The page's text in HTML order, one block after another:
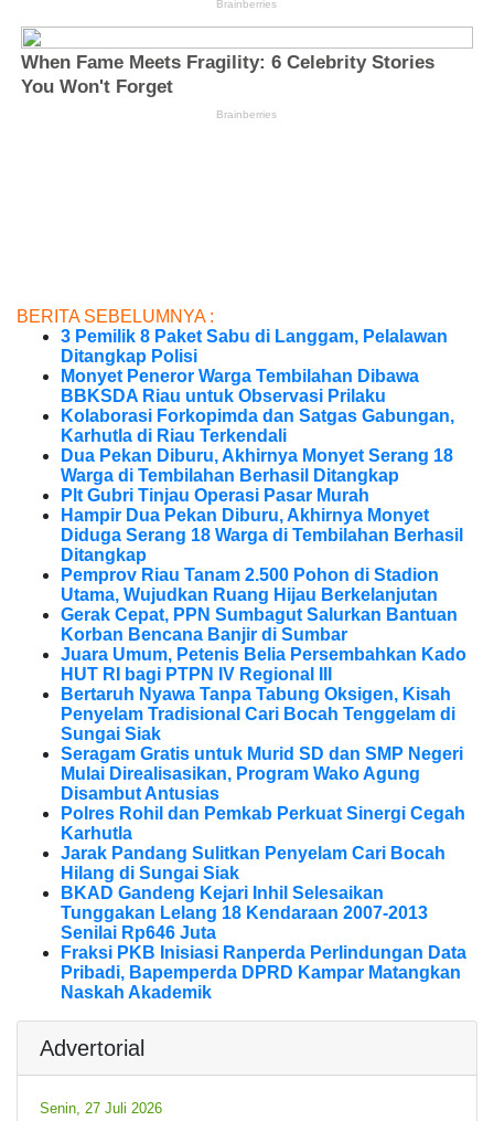
BERITA SEBELUMNYA :
3 Pemilik 8 Paket Sabu di Langgam, Pelalawan
Ditangkap Polisi
Monyet Peneror Warga Tembilahan Dibawa
BBKSDA Riau untuk Observasi Prilaku
Kolaborasi Forkopimda dan Satgas Gabungan,
Karhutla di Riau Terkendali
Dua Pekan Diburu, Akhirnya Monyet Serang 18
Warga di Tembilahan Berhasil Ditangkap
Plt Gubri Tinjau Operasi Pasar Murah
Hampir Dua Pekan Diburu, Akhirnya Monyet
Diduga Serang 18 Warga di Tembilahan Berhasil
Ditangkap
Pemprov Riau Tanam 2.500 Pohon di Stadion
Utama, Wujudkan Ruang Hijau Berkelanjutan
Gerak Cepat, PPN Sumbagut Salurkan Bantuan
Korban Bencana Banjir di Sumbar
Juara Umum, Petenis Belia Persembahkan Kado
HUT RI bagi PTPN IV Regional III
Bertaruh Nyawa Tanpa Tabung Oksigen, Kisah
Penyelam Tradisional Cari Bocah Tenggelam di
Sungai Siak
Seragam Gratis untuk Murid SD dan SMP Negeri
Mulai Direalisasikan, Program Wako Agung
Disambut Antusias
Polres Rohil dan Pemkab Perkuat Sinergi Cegah
Karhutla
Jarak Pandang Sulitkan Penyelam Cari Bocah
Hilang di Sungai Siak
BKAD Gandeng Kejari Inhil Selesaikan
Tunggakan Lelang 18 Kendaraan 2007-2013
Senilai Rp646 Juta
Fraksi PKB Inisiasi Ranperda Perlindungan Data
Pribadi, Bapemperda DPRD Kampar Matangkan
Naskah Akademik
Advertorial
Senin, 27 Juli 2026